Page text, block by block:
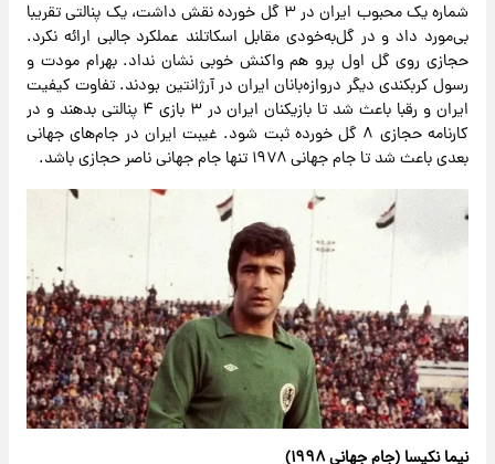
شماره یک محبوب ایران در ۳ گل خورده نقش داشت، یک پنالتی تقریبا
بی‌مورد داد و در گل‌به‌خودی مقابل اسکاتلند عملکرد جالبی ارائه نکرد.
حجازی روی گل اول پرو هم واکنش خوبی نشان نداد. بهرام مودت و
رسول کربکندی دیگر دروازه‌بانان ایران در آرژانتین بودند. تفاوت کیفیت
ایران و رقبا باعث شد تا بازیکنان ایران در ۳ بازی ۴ پنالتی بدهند و در
کارنامه حجازی ۸ گل خورده ثبت شود. غیبت ایران در جام‌های جهانی
بعدی باعث شد تا جام جهانی ۱۹۷۸ تنها جام جهانی ناصر حجازی باشد.
نیما نکیسا (جام جهانی ۱۹۹۸)